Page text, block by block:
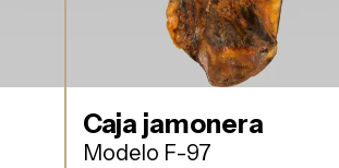
Caja jamonera
Modelo F-97